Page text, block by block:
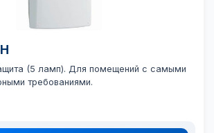
(5 ламп). Для помещений с самыми
требованиями.